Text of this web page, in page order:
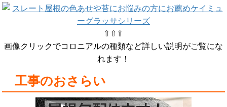
⇧⇧⇧
画像クリックでコロニアルの種類など詳しい説明がご覧にな
れます！
工事のおさらい